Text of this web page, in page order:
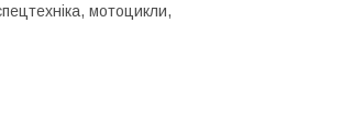
мотоцикли,